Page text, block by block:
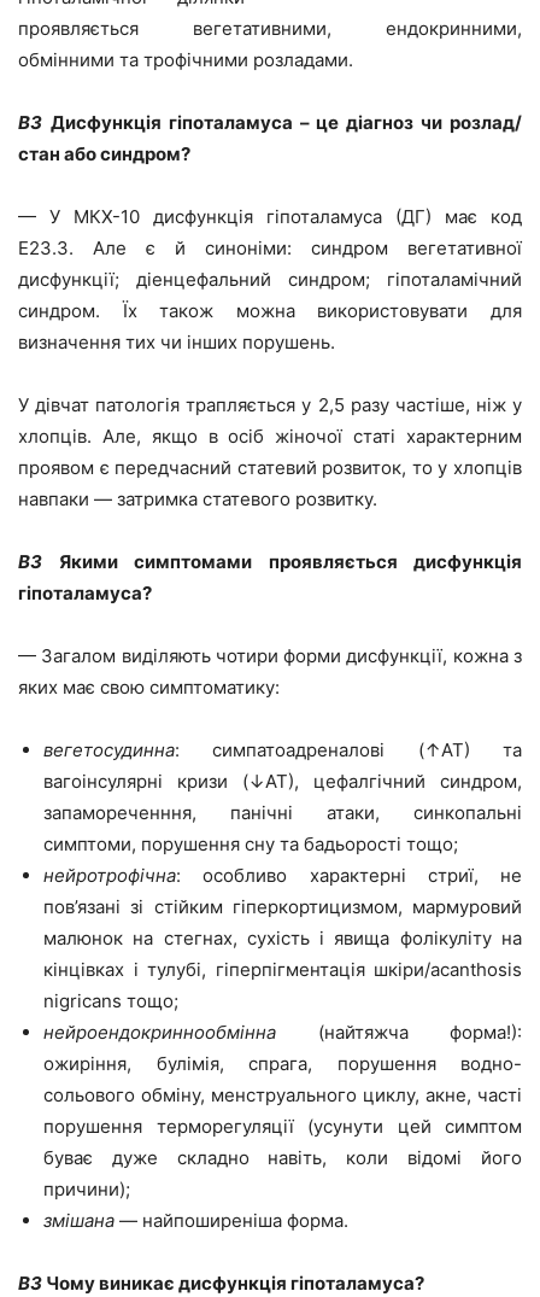
проявляється вегетативними, ендокринними,
обмінними та трофічними розладами.
ВЗ Дисфункція гіпоталамуса – це діагноз чи розлад/
стан або синдром?
— У МКХ-10 дисфункція гіпоталамуса (ДГ) має код
Е23.3. Але є й синоніми: синдром вегетативної
дисфункції; діенцефальний синдром; гіпоталамічний
синдром. Їх також можна використовувати для
визначення тих чи інших порушень.
У дівчат патологія трапляється у 2,5 разу частіше, ніж у
хлопців. Але, якщо в осіб жіночої статі характерним
проявом є передчасний статевий розвиток, то у хлопців
навпаки — затримка статевого розвитку.
ВЗ Якими симптомами проявляється дисфункція
гіпоталамуса?
— Загалом виділяють чотири форми дисфункції, кожна з
яких має свою симптоматику:
вегетосудинна: симпатоадреналові (↑АТ) та
вагоінсулярні кризи (↓АТ), цефалгічний синдром,
запамореченння, панічні атаки, синкопальні
симптоми, порушення сну та бадьорості тощо;
нейротрофічна: особливо характерні стриї, не
пов’язані зі стійким гіперкортицизмом, мармуровий
малюнок на стегнах, сухість і явища фолікуліту на
кінцівках і тулубі, гіперпігментація шкіри/acanthosis
nigricans тощо;
нейроендокриннообмінна (найтяжча форма!):
ожиріння, булімія, спрага, порушення водно-
сольового обміну, менструального циклу, акне, часті
порушення терморегуляції (усунути цей симптом
буває дуже складно навіть, коли відомі його
причини);
змішана — найпоширеніша форма.
ВЗ Чому виникає дисфункція гіпоталамуса?